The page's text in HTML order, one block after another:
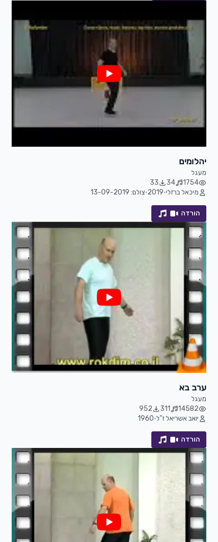
יהלומים
מעגל
1754
34
33
מיכאל ברזלי•
2019
•צולם: 13-09-2019
הורדה
ערב בא
מעגל
14582
311
952
יואב אשריאל ז"ל•
1960
הורדה